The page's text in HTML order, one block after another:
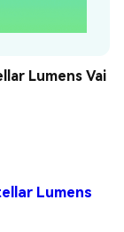
Lumens Vai
Lumens